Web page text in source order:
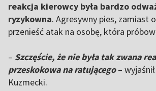
reakcja kierowcy była bardzo
ryzykowna. Agresywny pies, zamiast
przenieść atak na osobę, która
– Szczęście, że nie była tak zwana
przeskokowa na ratującego–
Kuzmecki.